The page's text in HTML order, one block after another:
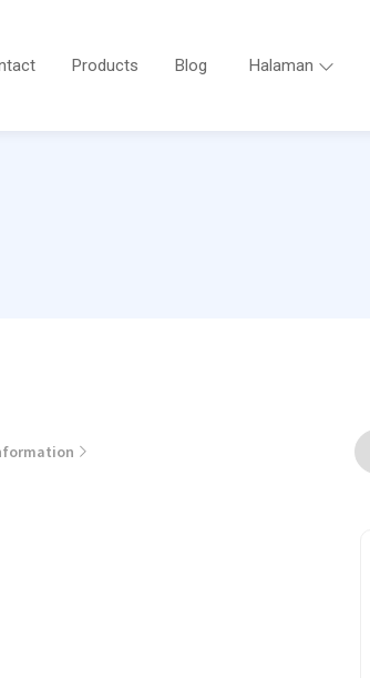
Products Blog Halaman